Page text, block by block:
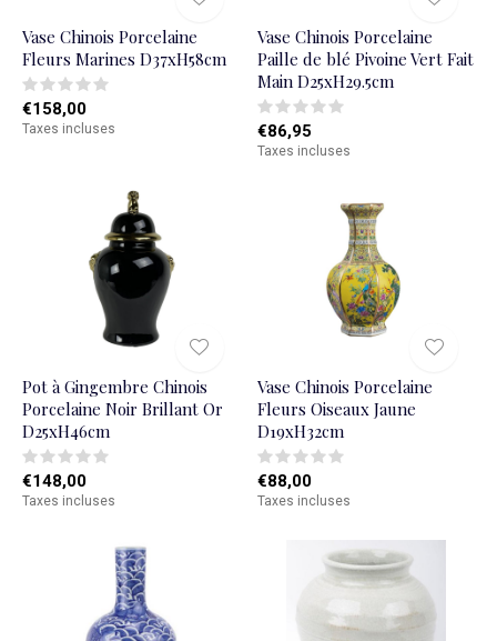
Vase Chinois Porcelaine
Fleurs Marines D37xH58cm
€158,00
Taxes incluses
Vase Chinois Porcelaine
Paille de blé Pivoine Vert Fait
Main D25xH29.5cm
€86,95
Taxes incluses
Pot à Gingembre Chinois
Porcelaine Noir Brillant Or
D25xH46cm
€148,00
Taxes incluses
Vase Chinois Porcelaine
Fleurs Oiseaux Jaune
D19xH32cm
€88,00
Taxes incluses